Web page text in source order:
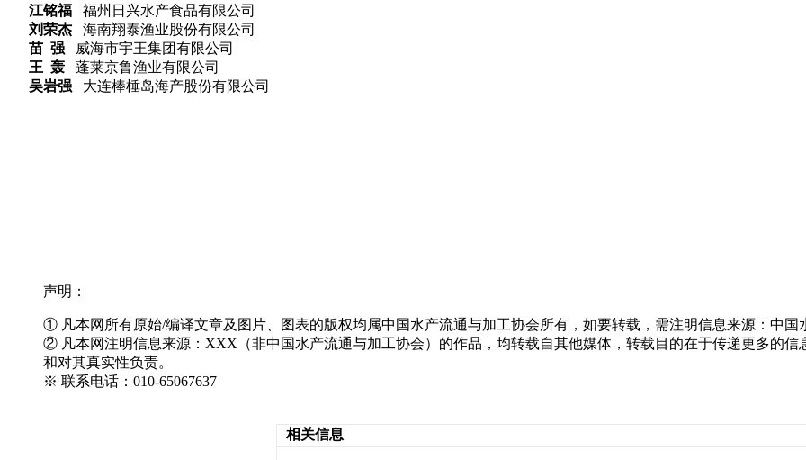
江铭福 福州日兴水产食品有限公司
刘荣杰 海南翔泰渔业股份有限公司
苗 强
威海市宇王集团有限公司
王 轰 蓬莱京鲁渔业有限公司
吴岩强 大连棒棰岛海产股份有限公司
声明：
① 凡本网所有原始/编译文章及图片、图表的版权均属中国水产流通与加工协会所有，如要转载，需注明信息来源：中国
② 凡本网注明信息来源：XXX（非中国水产流通与加工协会）的作品，均转载自其他媒体，转载目的在于传递更多的信
和对其真实性负责。
※ 联系电话：010-65067637
相关信息